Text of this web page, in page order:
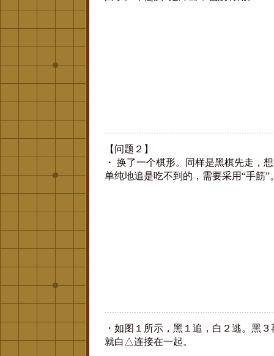
【问题２】
・ 换了一个棋形。同样是黑棋先走，
单纯地追是吃不到的，需要采用“手筋”
・如图１所示，黑１追，白２逃。黑
就白△连接在一起。